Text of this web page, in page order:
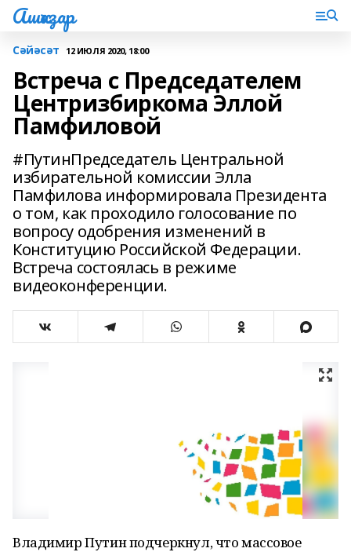
Ашҡаҙар
Сәйәсәт 12 ИЮЛЯ 2020, 18:00
Встреча с Председателем
Центризбиркома Эллой
Памфиловой
#ПутинПредседатель Центральной
избирательной комиссии Элла
Памфилова информировала Президента
о том, как проходило голосование по
вопросу одобрения изменений в
Конституцию Российской Федерации.
Встреча состоялась в режиме
видеоконференции.
Владимир Путин подчеркнул, что массовое